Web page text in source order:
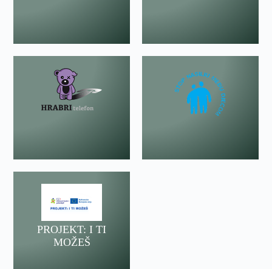
PROJEKT: I TI
MOŽEŠ